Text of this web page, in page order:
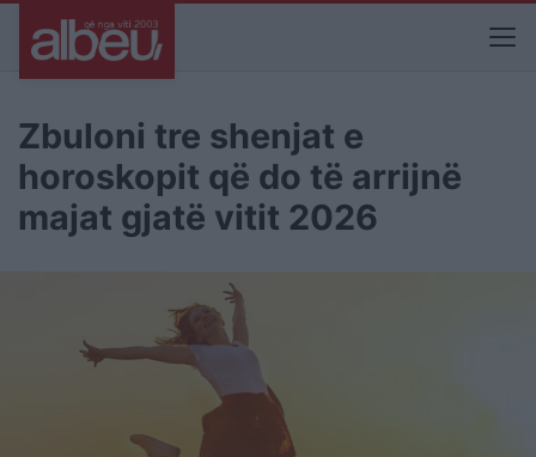
Zbuloni tre shenjat e
horoskopit që do të arrijnë
majat gjatë vitit 2026